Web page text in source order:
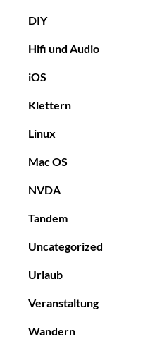
DIY
Hifi und Audio
iOS
Klettern
Linux
Mac OS
NVDA
Tandem
Uncategorized
Urlaub
Veranstaltung
Wandern